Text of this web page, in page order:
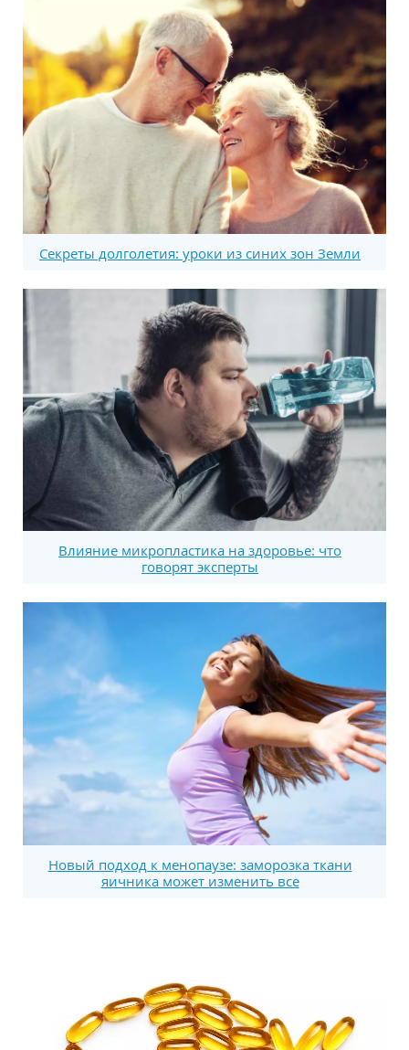
Секреты долголетия: уроки из синих зон Земли
Влияние микропластика на здоровье: что
говорят эксперты
Новый подход к менопаузе: заморозка ткани
яичника может изменить все